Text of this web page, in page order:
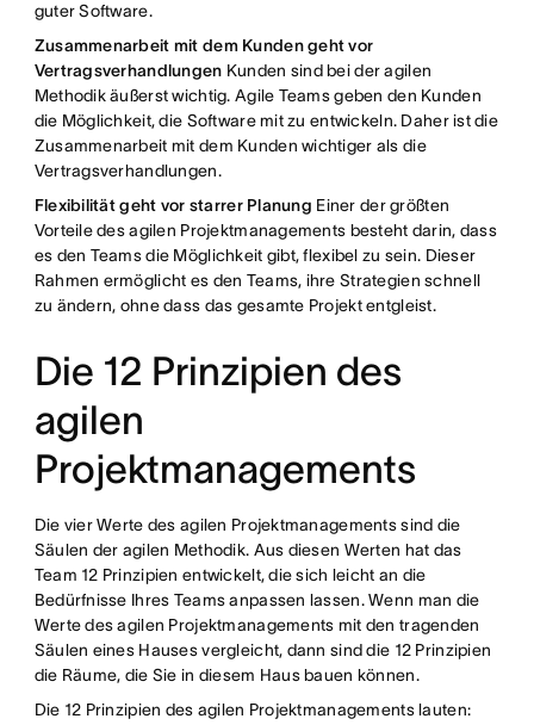
guter Software.
Zusammenarbeit mit dem Kunden geht vor
Vertragsverhandlungen Kunden sind bei der agilen
Methodik äußerst wichtig. Agile Teams geben den Kunden
die Möglichkeit, die Software mit zu entwickeln. Daher ist die
Zusammenarbeit mit dem Kunden wichtiger als die
Vertragsverhandlungen.
Flexibilität geht vor starrer Planung Einer der größten
Vorteile des agilen Projektmanagements besteht darin, dass
es den Teams die Möglichkeit gibt, flexibel zu sein. Dieser
Rahmen ermöglicht es den Teams, ihre Strategien schnell
zu ändern, ohne dass das gesamte Projekt entgleist.
Die 12 Prinzipien des
agilen
Projektmanagements
Die vier Werte des agilen Projektmanagements sind die
Säulen der agilen Methodik. Aus diesen Werten hat das
Team 12 Prinzipien entwickelt, die sich leicht an die
Bedürfnisse Ihres Teams anpassen lassen. Wenn man die
Werte des agilen Projektmanagements mit den tragenden
Säulen eines Hauses vergleicht, dann sind die 12 Prinzipien
die Räume, die Sie in diesem Haus bauen können.
Die 12 Prinzipien des agilen Projektmanagements lauten: